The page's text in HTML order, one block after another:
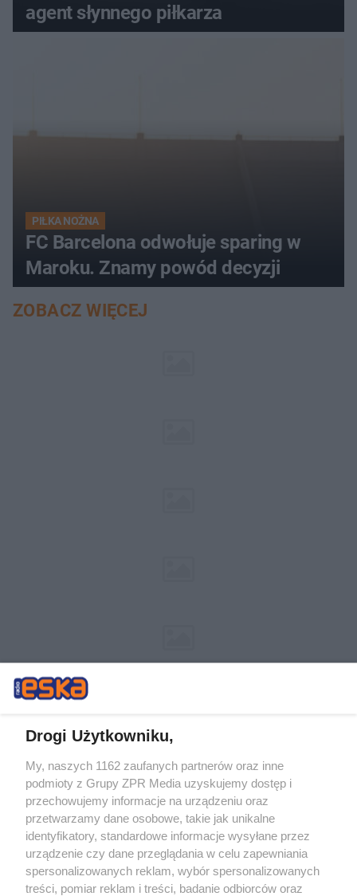
agent słynnego piłkarza
PIŁKA NOŻNA
FC Barcelona odwołuje sparing w
Maroku. Znamy powód decyzji
ZOBACZ WIĘCEJ
Żaden utwór zamieszczony w serwisie nie może być powielany i
rozpowszechniany lub dalej rozpowszechniany w jakikolwiek sposób (w
tym także elektroniczny lub mechaniczny) na jakimkolwiek polu
eksploatacji w jakiejkolwiek formie, włącznie z umieszczaniem w
Internecie bez pisemnej zgody właściciela praw. Jakiekolwiek użycie lub
wykorzystanie utworów w całości lub w części z naruszeniem prawa,
tzn. bez właściwej zgody, jest zabronione pod groźbą kary i może być
ścigane prawnie.
Drogi Użytkowniku,
My, naszych 1162 zaufanych partnerów oraz inne
podmioty z Grupy ZPR Media uzyskujemy dostęp i
przechowujemy informacje na urządzeniu oraz
przetwarzamy dane osobowe, takie jak unikalne
identyfikatory, standardowe informacje wysyłane przez
urządzenie czy dane przeglądania w celu zapewniania
spersonalizowanych reklam, wybór spersonalizowanych
treści, pomiar reklam i treści, badanie odbiorców oraz